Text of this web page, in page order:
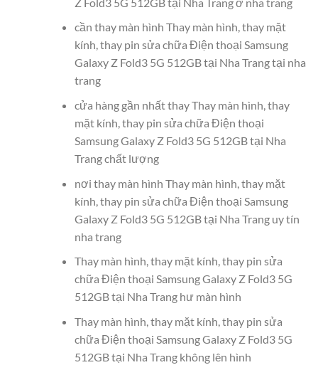
cần thay màn hình Thay màn hình, thay mặt
kính, thay pin sửa chữa Điện thoại Samsung
Galaxy Z Fold3 5G 512GB tại Nha Trang tại nha
trang
cửa hàng gần nhất thay Thay màn hình, thay
mặt kính, thay pin sửa chữa Điện thoại
Samsung Galaxy Z Fold3 5G 512GB tại Nha
Trang chất lượng
nơi thay màn hình Thay màn hình, thay mặt
kính, thay pin sửa chữa Điện thoại Samsung
Galaxy Z Fold3 5G 512GB tại Nha Trang uy tín
nha trang
Thay màn hình, thay mặt kính, thay pin sửa
chữa Điện thoại Samsung Galaxy Z Fold3 5G
512GB tại Nha Trang hư màn hình
Thay màn hình, thay mặt kính, thay pin sửa
chữa Điện thoại Samsung Galaxy Z Fold3 5G
512GB tại Nha Trang không lên hình